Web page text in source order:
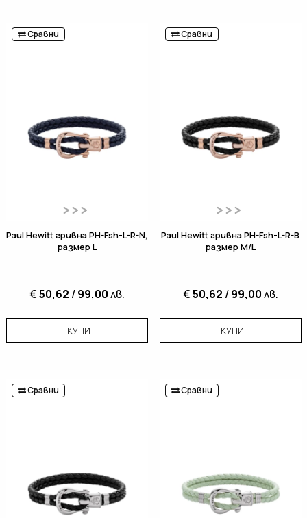
Сравни
Paul Hewitt гривна PH-Fsh-L-R-N,
размер L
€50,62 /99,00лв.
КУПИ
Сравни
Paul Hewitt гривна PH-Fsh-L-R-B
размер M/L
€50,62 /99,00лв.
КУПИ
Сравни Сравни